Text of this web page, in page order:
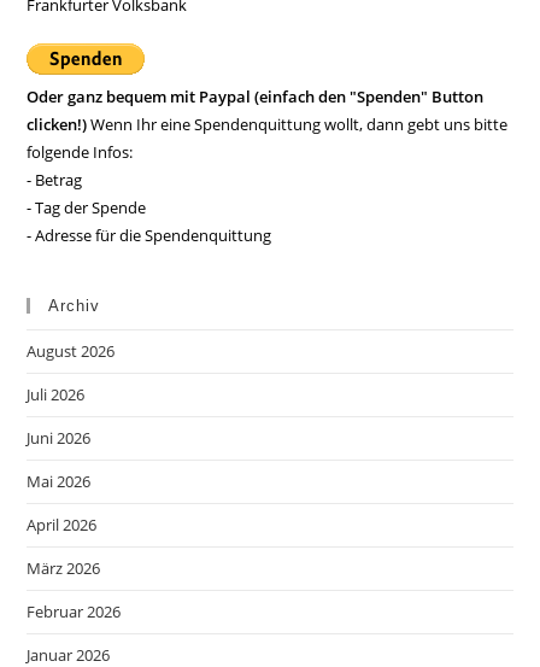
Frankfurter Volksbank
Oder ganz bequem mit Paypal (einfach den "Spenden" Button
clicken!)Wenn Ihr eine Spendenquittung wollt, dann gebt uns bitte
folgende Infos:
- Betrag
- Tag der Spende
- Adresse für die Spendenquittung
Archiv
August 2026
Juli 2026
Juni 2026
Mai 2026
April 2026
März 2026
Februar 2026
Januar 2026